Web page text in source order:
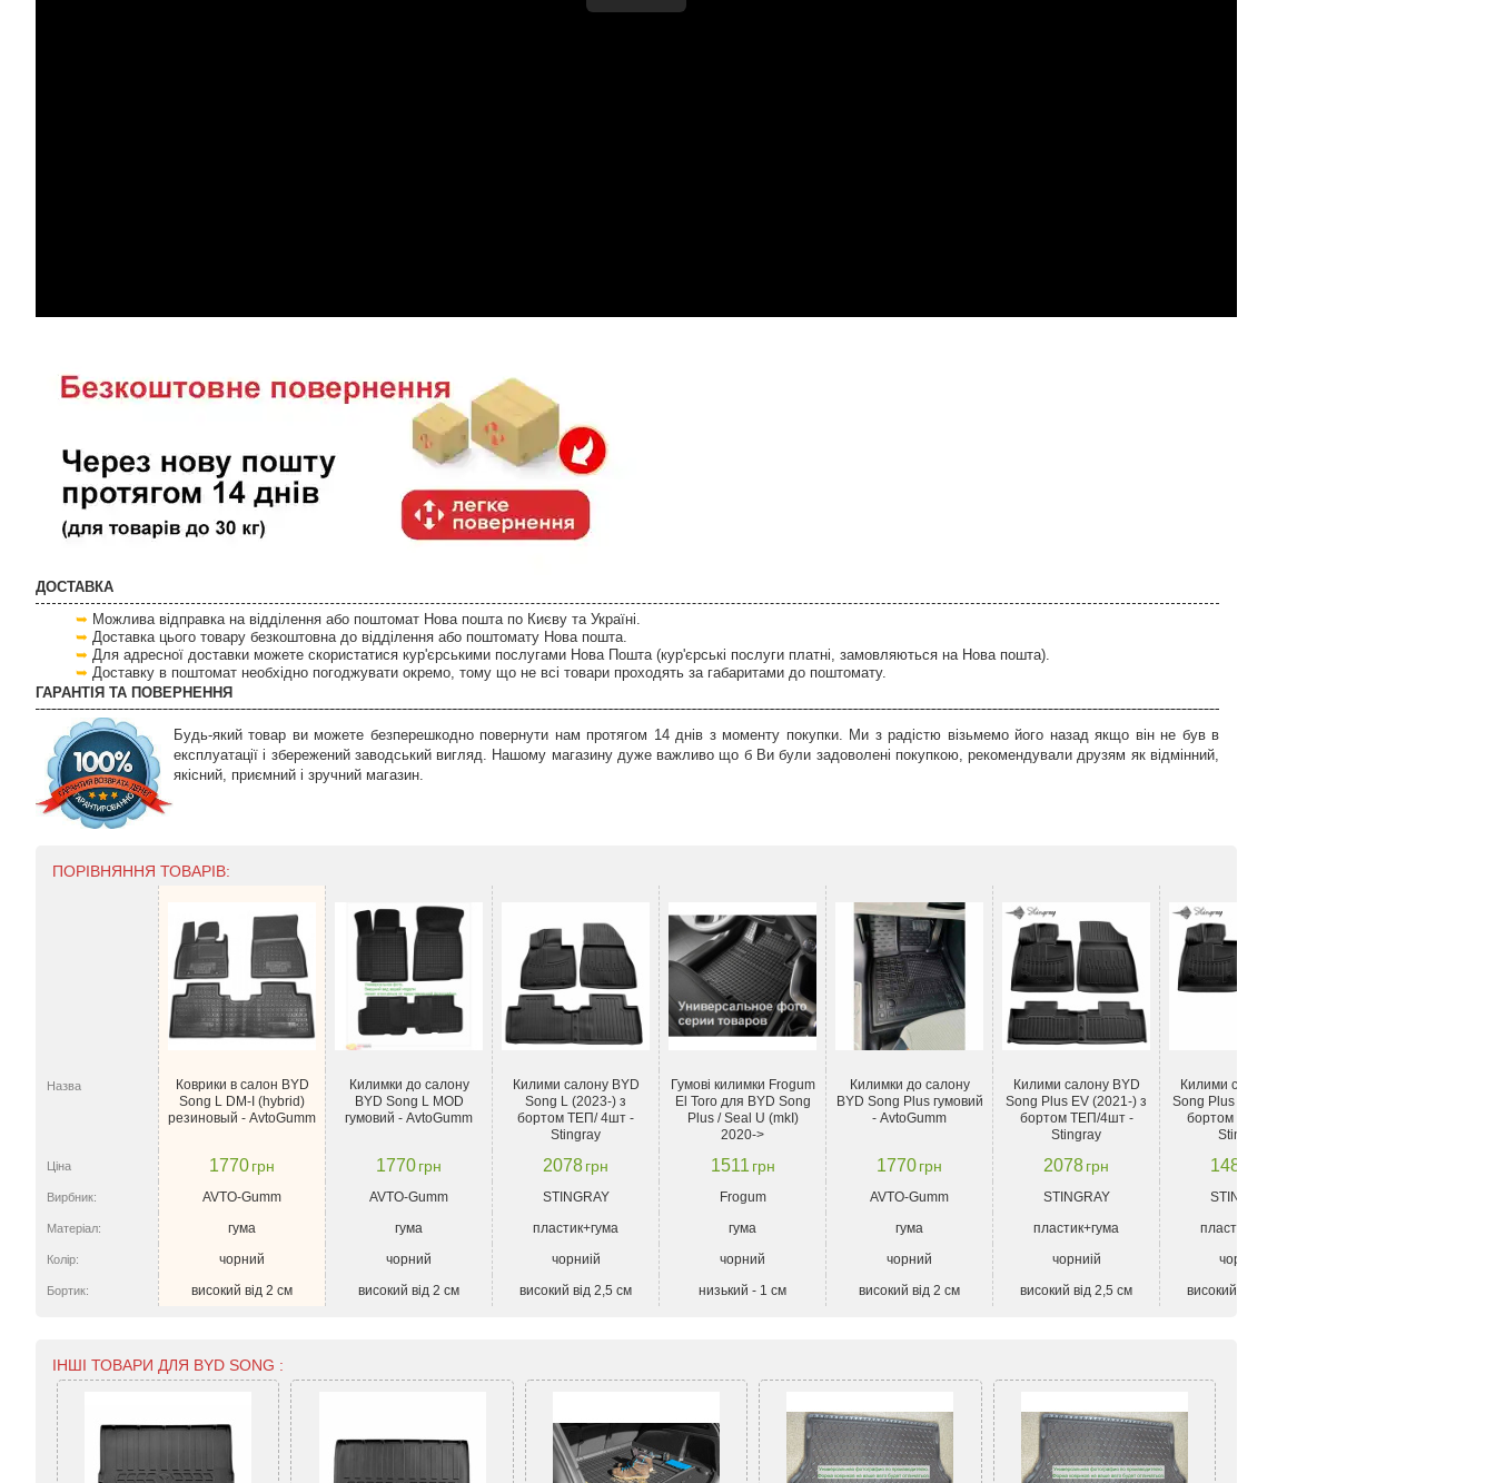
ДОСТАВКА
Можлива відправка на відділення або поштомат Нова пошта по Києву та Україні.
Доставка цього товару безкоштовна до відділення або поштомату Нова пошта.
Для адресної доставки можете скористатися кур'єрськими послугами Нова Пошта (кур'єрські послуги платні, замовляються на Нова пошта).
Доставку в поштомат необхідно погоджувати окремо, тому що не всі товари проходять за габаритами до поштомату.
ГАРАНТІЯ ТА ПОВЕРНЕННЯ
Будь-який товар ви можете безперешкодно повернути нам протягом 14 днів з моменту покупки. Ми з радістю візьмемо його назад якщо він не був в
експлуатації і збережений заводський вигляд. Нашому магазину дуже важливо що б Ви були задоволені покупкою, рекомендували друзям як відмінний,
якісний, приємний і зручний магазин.
ПОРІВНЯННЯ ТОВАРІВ:
Назва
Коврики в салон BYD
Song L DM-I (hybrid)
резиновый - AvtoGumm
Килимки до салону
BYD Song L MOD
гумовий - AvtoGumm
Килими салону BYD
Song L (2023-) з
бортом ТЕП/ 4шт -
Stingray
Гумові килимки Frogum
El Toro для BYD Song
Plus / Seal U (mkI)
2020->
Килимки до салону
BYD Song Plus гумовий
- AvtoGumm
Килими салону BYD
Song Plus EV (2021-) з
бортом ТЕП/4шт -
Stingray
Килими салону BYD
Song Plus EV (2021-) з
бортом ТЕП/2шт -
Stingray
Ціна 1770грн 1770грн 2078грн 1511 грн 1770грн 2078грн 1480
Вирбник: AVTO-Gumm AVTO-Gumm STINGRAY Frogum AVTO-Gumm STINGRAY STINGRAY
Матеріал: гума гума пластик+гума гума гума пластик+гума пластик+гума
Колір: чорний чорний чорниій чорний чорний чорниій чорниій
Бортик: високий від 2 см високий від 2 см високий від 2,5 см низький - 1 см високий від 2 см високий від 2,5 см високий від 2,5 см
ІНШІ ТОВАРИ ДЛЯ BYD SONG :